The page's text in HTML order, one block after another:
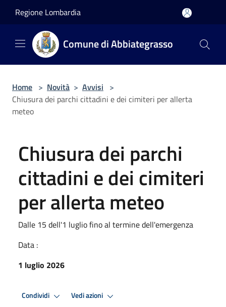
Regione Lombardia
Comune di Abbiategrasso
Home > Novità > Avvisi >
Chiusura dei parchi cittadini e dei cimiteri per allerta
meteo
Chiusura dei parchi
cittadini e dei cimiteri
per allerta meteo
Dalle 15 dell'1 luglio fino al termine dell'emergenza
Data :
1 luglio 2026
Condividi Vedi azioni